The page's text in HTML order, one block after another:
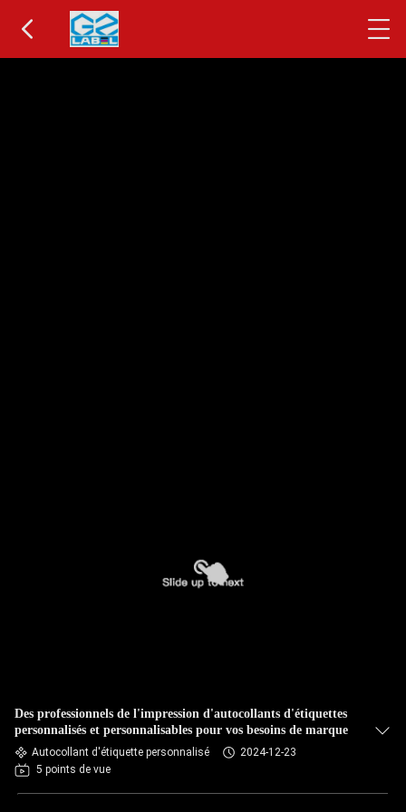
Des professionnels de l'impression d'autocollants d'étiquettes
personnalisés et personnalisables pour vos besoins de marque
Autocollant d'étiquette personnalisé
2024-12-23
5 points de vue